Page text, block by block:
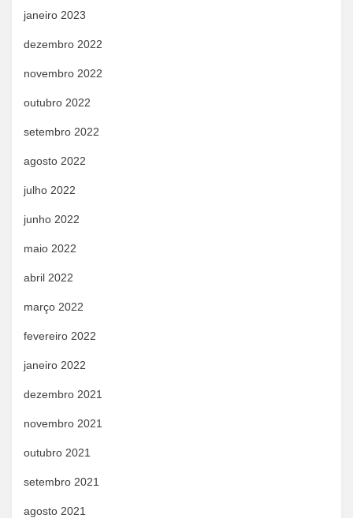
janeiro 2023
dezembro 2022
novembro 2022
outubro 2022
setembro 2022
agosto 2022
julho 2022
junho 2022
maio 2022
abril 2022
março 2022
fevereiro 2022
janeiro 2022
dezembro 2021
novembro 2021
outubro 2021
setembro 2021
agosto 2021